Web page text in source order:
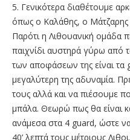
5. Γενικότερα διαθέτουμε
όπως ο Καλάθης, ο Μάτζαρης
Παρότι η Λιθουανική ομάδα
παιχνίδι αυστηρά γύρω από
των αποφάσεων της είναι τα
μεγαλύτερη της αδυναμία.
τους αλλά και να πιέσουμε
μπάλα. Θεωρώ πως θα είναι
ανάμεσα στα 4 guard, ώστε
40’ λεπτά τους μέτριους